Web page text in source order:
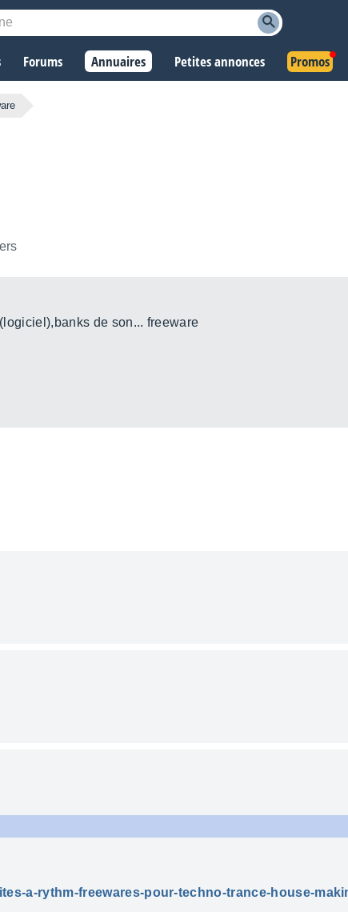
Forums Annuaires Petites annonces Promos
de son... freeware
a-rythm-freewares-pour-techno-trance-house-